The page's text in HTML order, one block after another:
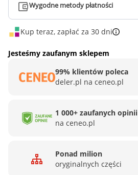
Wygodne metody płatności
Kup teraz, zapłać za 30 dni
Jesteśmy zaufanym sklepem
99% klientów poleca
deler.pl na ceneo.pl
1 000+ zaufanych opinii
na ceneo.pl
Ponad milion
oryginalnych części